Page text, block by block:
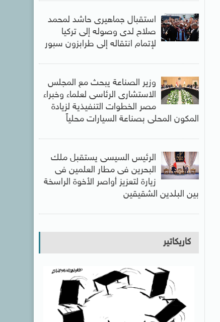
استقبال جماهيرى حاشد لمحمد
صلاح لدى وصوله إلى تركيا
لإتمام انتقاله إلى طرابزون سبور
وزير الصناعة يبحث مع المجلس
الاستشارى الرئاسى لعلماء وخبراء
مصر الخطوات التنفيذية لزيادة
المكون المحلى بصناعة السيارات محلياً
الرئيس السيسى يستقبل ملك
البحرين فى مطار العلمين فى
زيارة لتعزيز أواصر الأخوة الراسخة
بين البلدين الشقيقين
كاريكاتير